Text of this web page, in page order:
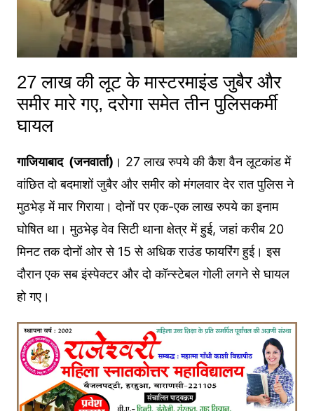
27 लाख की लूट के मास्टरमाइंड जुबैर और
समीर मारे गए, दरोगा समेत तीन पुलिसकर्मी
घायल
गाजियाबाद (जनवार्ता) । 27 लाख रुपये की कैश वैन लूटकांड में
वांछित दो बदमाशों जुबैर और समीर को मंगलवार देर रात पुलिस ने
मुठभेड़ में मार गिराया। दोनों पर एक-एक लाख रुपये का इनाम
घोषित था। मुठभेड़ वेव सिटी थाना क्षेत्र में हुई, जहां करीब 20
मिनट तक दोनों ओर से 15 से अधिक राउंड फायरिंग हुई। इस
दौरान एक सब इंस्पेक्टर और दो कॉन्स्टेबल गोली लगने से घायल
हो गए।